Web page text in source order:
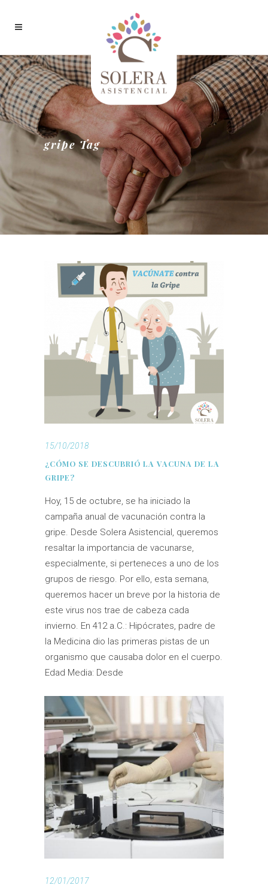
gripe Tag
15/10/2018
¿CÓMO SE DESCUBRIÓ LA VACUNA DE LA
GRIPE?
Hoy, 15 de octubre, se ha iniciado la
campaña anual de vacunación contra la
gripe. Desde Solera Asistencial, queremos
resaltar la importancia de vacunarse,
especialmente, si perteneces a uno de los
grupos de riesgo. Por ello, esta semana,
queremos hacer un breve por la historia de
este virus nos trae de cabeza cada
invierno. En 412 a.C.: Hipócrates, padre de
la Medicina dio las primeras pistas de un
organismo que causaba dolor en el cuerpo.
Edad Media: Desde
12/01/2017